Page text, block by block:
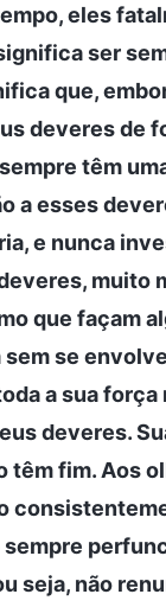
eles
ser
que,
deveres de
têm
a esses
e nunca
muito
que façam
sem se
a sua força
deveres.
têm fim. Aos
seja, não